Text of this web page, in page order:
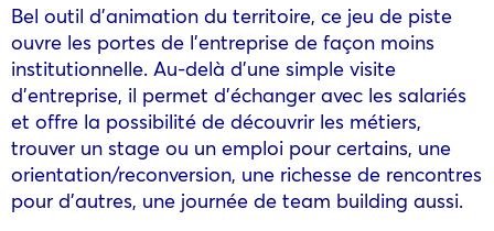
Bel outil d’animation du territoire, ce jeu de piste
ouvre les portes de l’entreprise de façon moins
institutionnelle. Au-delà d’une simple visite
d’entreprise, il permet d’échanger avec les salariés
et offre la possibilité de découvrir les métiers,
trouver un stage ou un emploi pour certains, une
orientation/reconversion, une richesse de rencontres
pour d’autres, une journée de team building aussi.